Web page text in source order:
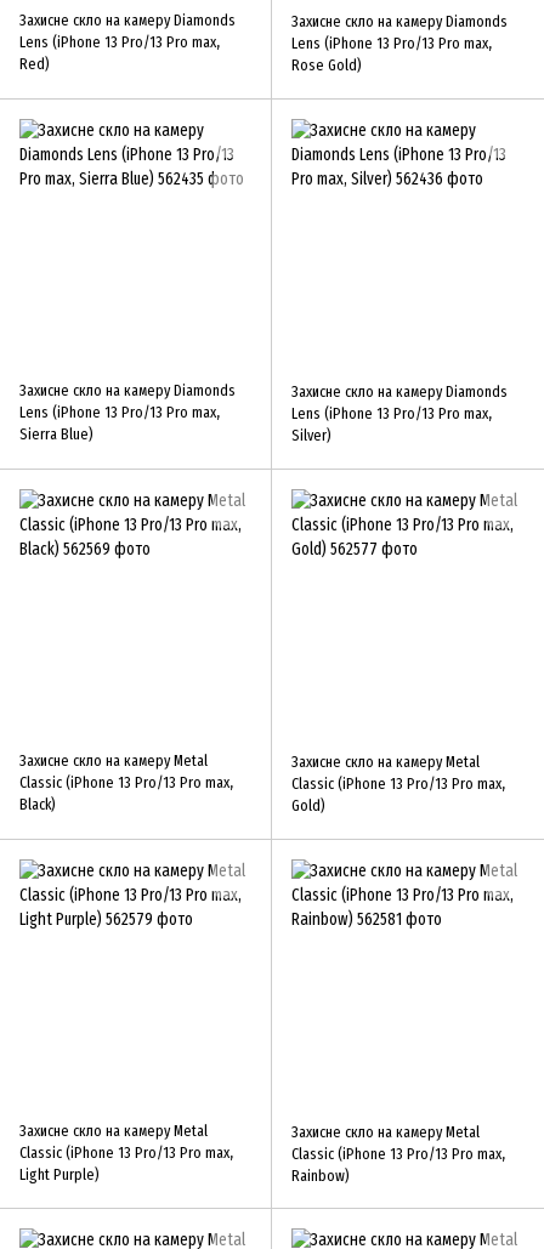
Захисне скло на камеру Diamonds
Lens (iPhone 13 Pro/13 Pro max,
Red)
Захисне скло на камеру Diamonds
Lens (iPhone 13 Pro/13 Pro max,
Rose Gold)
Захисне скло на камеру Diamonds
Lens (iPhone 13 Pro/13 Pro max,
Sierra Blue)
Захисне скло на камеру Diamonds
Lens (iPhone 13 Pro/13 Pro max,
Silver)
Захисне скло на камеру Metal
Classic (iPhone 13 Pro/13 Pro max,
Black)
Захисне скло на камеру Metal
Classic (iPhone 13 Pro/13 Pro max,
Gold)
Захисне скло на камеру Metal
Classic (iPhone 13 Pro/13 Pro max,
Light Purple)
Захисне скло на камеру Metal
Classic (iPhone 13 Pro/13 Pro max,
Rainbow)